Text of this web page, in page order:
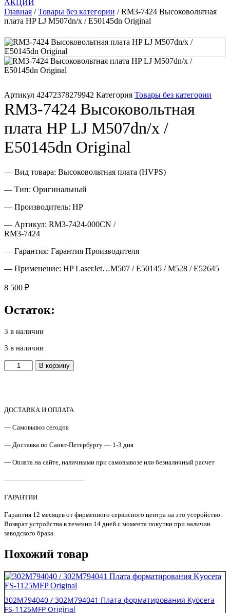
Память для принтера
Ремонт принтера. Услуги Сервисного центра.
Средства для сервиса / Оборудование
Стяжки для кабеля
Фольга , изолента, скотч и тд
АКЦИИ
Главная /Товары без категории / RM3-7424 Высоковольтная
плата HP LJ M507dn/x / E50145dn Original
Артикул 42472378279942 Категория Товары без категории
RM3-7424 Высоковольтная
плата HP LJ M507dn/x /
E50145dn Original
— Вид товара: Высоковольтная плата (HVPS)
— Тип: Оригинальный
— Производитель: HP
— Артикул: RM3-7424-000CN /
RM3-7424
— Гарантия: Гарантия Производителя
— Применение: HP LaserJet…M507 / E50145 / M528 / E52645
8 500 ₽
Остаток:
3 в наличии
3 в наличии
Количество
товара
плата
LJ
/
Original
В корзину
ДОСТАВКА И ОПЛАТА
— Самовывоз сегодня
— Доставка по Санкт-Петербургу — 1-3 дня
— Оплата на сайте, наличными при самовывозе или безналичный расчет
————————————
ГАРАНТИИ
Гарантия 12 месяцев от фирменного сервисного центра на это устройство.
Возврат устройства в течении 14 дней с момента покупки при наличии
заводского брака.
Похожий товар
302M794040 / 302M794041 Плата форматирования Kyocera
FS-1125MFP Original